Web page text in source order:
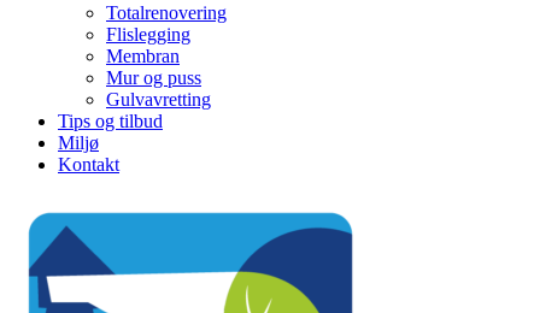
Totalrenovering
Flislegging
Membran
Mur og puss
Gulvavretting
Tips og tilbud
Miljø
Kontakt